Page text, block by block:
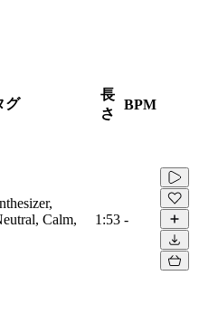
グ
長
さ
BPM
Calm,
1:53 -